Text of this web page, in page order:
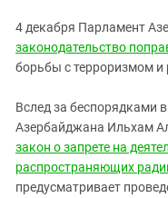
4 декабря Парламент
законодательство
борьбы с терроризмом
Вслед за беспорядками
Азербайджана Ильхам
закон о запрете на
распространяющих
предусматривает